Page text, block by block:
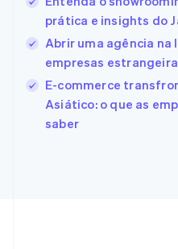
prática e insights do
Abrir uma agência na
empresas
E-commerce
Asiático: o que as
saber
EnglishEspañol 简体中文
Estônia
English
Finlândia
EnglishSvenska
França
English
Gibraltar